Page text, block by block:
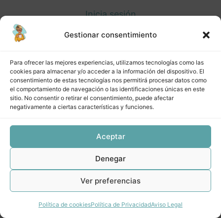
Gestionar consentimiento
Para ofrecer las mejores experiencias, utilizamos tecnologías como las
cookies para almacenar y/o acceder a la información del dispositivo. El
consentimiento de estas tecnologías nos permitirá procesar datos como
el comportamiento de navegación o las identificaciones únicas en este
sitio. No consentir o retirar el consentimiento, puede afectar
negativamente a ciertas características y funciones.
Aceptar
Denegar
Ver preferencias
Política de cookiesPolítica de PrivacidadAviso Legal
Semana 9 Resumen + sorpresa.
Inicia sesión
Anterior Siguiente